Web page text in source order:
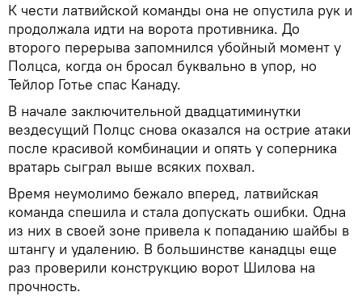
К чести латвийской команды она не опустила рук и
продолжала идти на ворота противника. До
второго перерыва запомнился убойный момент у
Полцса, когда он бросал буквально в упор, но
Тейлор Готье спас Канаду.
В начале заключительной двадцатиминутки
вездесущий Полцс снова оказался на острие атаки
после красивой комбинации и опять у соперника
вратарь сыграл выше всяких похвал.
Время неумолимо бежало вперед, латвийская
команда спешила и стала допускать ошибки. Одна
из них в своей зоне привела к попаданию шайбы в
штангу и удалению. В большинстве канадцы еще
раз проверили конструкцию ворот Шилова на
прочность.